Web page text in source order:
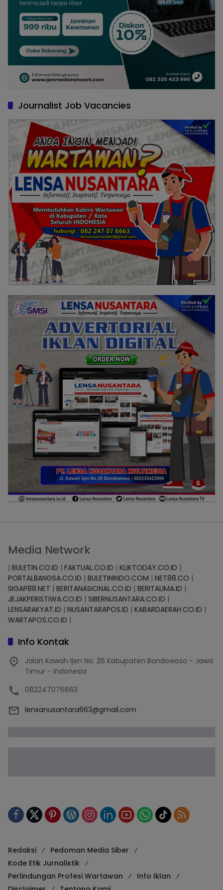
Journalist Job Vacancies
Media Network
| BULETIN.CO.ID | FAKTUAL.CO.ID | KLIKTODAY.CO.ID |
PORTALBANGSA.CO.ID | BULETININDO.COM | NET88.CO |
SIGAP88.NET | BERITANASIONAL.CO.ID | BERITALIMA.ID |
JEJAKPERISTIWA.CO.ID | SIBERNUSANTARA.CO.ID |
LENSARAKYAT.ID | NUSANTARAPOS.ID | KABARDAERAH.CO.ID |
WARTAPOS.CO.ID |
Info Kontak
Jalan Kawah Ijen No. 26 Kabupaten Bondowoso - Jawa
Timur - Indonesia
082247076663
lensanusantara663@gmail.com
Redaksi
Pedoman Media Siber
Kode Etik Jurnalistik
Perlindungan Profesi Wartawan
Info Iklan